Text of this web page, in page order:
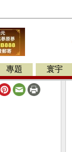
專題 寰宇